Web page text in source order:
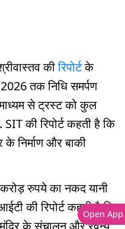
कीरिपोर्टके
तक निधि समर्पण
से ट्रस्ट को कुल
की रिपोर्ट कहती है कि
निर्माण और बाकी
रुपये का नकद यानी
की रिपोर्ट कहती है कि
Open App